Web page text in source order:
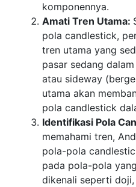
komponennya.
Amati Tren Utama:
pola candlestick,
tren utama yang
pasar sedang
atau sideway
utama akan
pola candlestick
Identifikasi Pola
memahami tren,
pola-pola
pada pola-pola
dikenali seperti